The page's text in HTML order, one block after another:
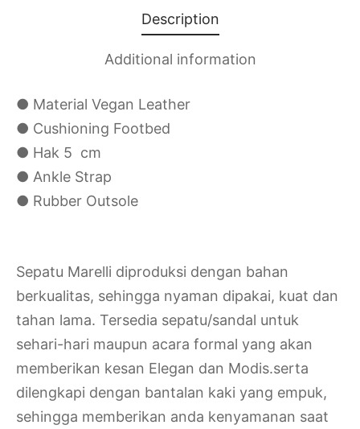
Description
Additional information
● Material Vegan Leather
● Cushioning Footbed
● Hak 5 cm
● Ankle Strap
● Rubber Outsole
Sepatu Marelli diproduksi dengan bahan
berkualitas, sehingga nyaman dipakai, kuat dan
tahan lama. Tersedia sepatu/sandal untuk
sehari-hari maupun acara formal yang akan
memberikan kesan Elegan dan Modis.serta
dilengkapi dengan bantalan kaki yang empuk,
sehingga memberikan anda kenyamanan saat